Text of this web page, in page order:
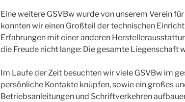
Eine weitere GSVBw wurde von unserem Verein
konnten wir einen Großteil der technischen
Erfahrungen mit einer anderen
die Freude nicht lange: Die gesamte Liegenschaft
Im Laufe der Zeit besuchten wir viele GSVBw im
persönliche Kontakte knüpfen, sowie ein großes
Betriebsanleitungen und Schriftverkehren